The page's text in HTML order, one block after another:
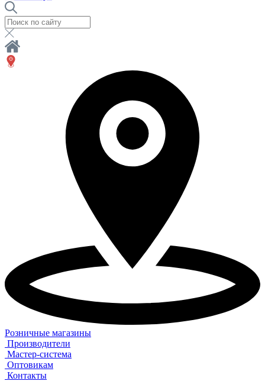
Розничные магазины
Производители
Мастер-система
Оптовикам
Контакты